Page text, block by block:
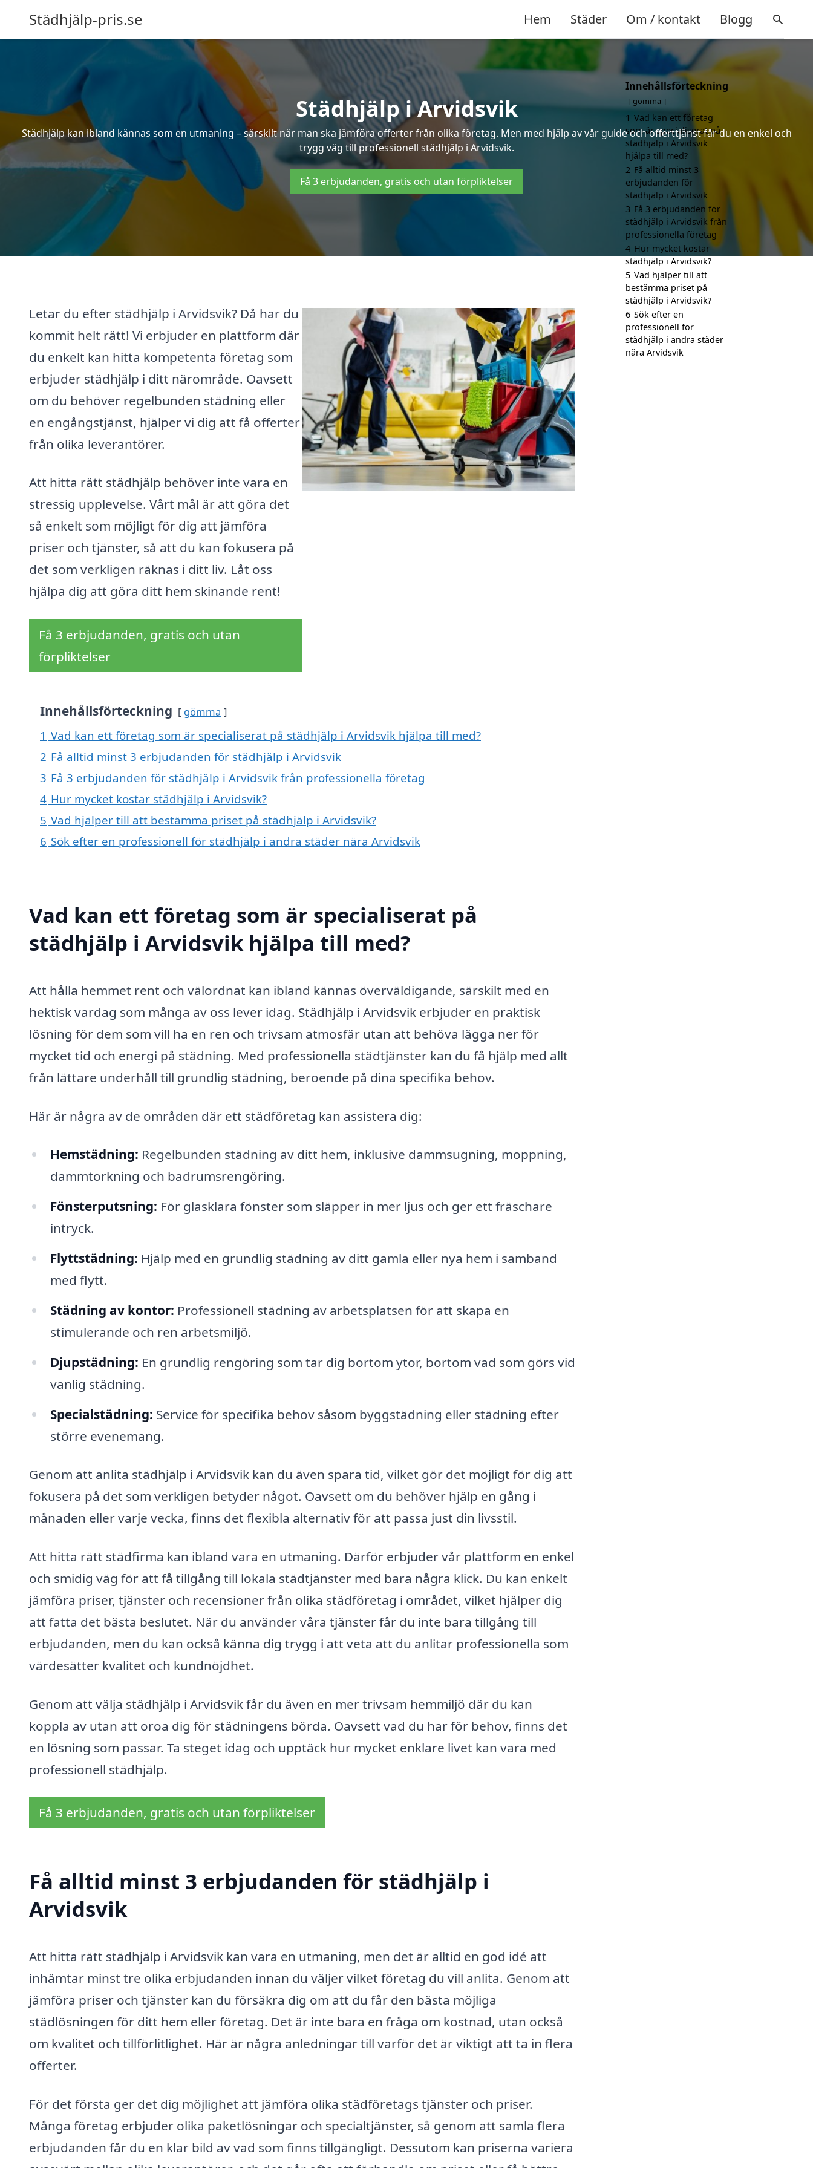
Städhjälp-pris.se Hem Städer Om / kontakt Blogg
Städhjälp i Arvidsvik
Städhjälp kan ibland kännas som en utmaning – särskilt när man ska jämföra offerter från olika företag. Men med hjälp av vår guide och offerttjänst får du en enkel och
trygg väg till professionell städhjälp i Arvidsvik.
Få 3 erbjudanden, gratis och utan förpliktelser
Letar du efter städhjälp i Arvidsvik? Då har du
kommit helt rätt! Vi erbjuder en plattform där
du enkelt kan hitta kompetenta företag som
erbjuder städhjälp i ditt närområde. Oavsett
om du behöver regelbunden städning eller
en engångstjänst, hjälper vi dig att få offerter
från olika leverantörer.
Att hitta rätt städhjälp behöver inte vara en
stressig upplevelse. Vårt mål är att göra det
så enkelt som möjligt för dig att jämföra
priser och tjänster, så att du kan fokusera på
det som verkligen räknas i ditt liv. Låt oss
hjälpa dig att göra ditt hem skinande rent!
Få 3 erbjudanden, gratis och utan
förpliktelser
Innehållsförteckning gömma
1 Vad kan ett företag som är specialiserat på städhjälp i Arvidsvik hjälpa till med?
2 Få alltid minst 3 erbjudanden för städhjälp i Arvidsvik
3 Få 3 erbjudanden för städhjälp i Arvidsvik från professionella företag
4 Hur mycket kostar städhjälp i Arvidsvik?
5 Vad hjälper till att bestämma priset på städhjälp i Arvidsvik?
6 Sök efter en professionell för städhjälp i andra städer nära Arvidsvik
Vad kan ett företag som är specialiserat på
städhjälp i Arvidsvik hjälpa till med?
Att hålla hemmet rent och välordnat kan ibland kännas överväldigande, särskilt med en
hektisk vardag som många av oss lever idag. Städhjälp i Arvidsvik erbjuder en praktisk
lösning för dem som vill ha en ren och trivsam atmosfär utan att behöva lägga ner för
mycket tid och energi på städning. Med professionella städtjänster kan du få hjälp med allt
från lättare underhåll till grundlig städning, beroende på dina specifika behov.
Här är några av de områden där ett städföretag kan assistera dig:
Hemstädning: Regelbunden städning av ditt hem, inklusive dammsugning, moppning,
dammtorkning och badrumsrengöring.
Fönsterputsning: För glasklara fönster som släpper in mer ljus och ger ett fräschare
intryck.
Flyttstädning: Hjälp med en grundlig städning av ditt gamla eller nya hem i samband
med flytt.
Städning av kontor: Professionell städning av arbetsplatsen för att skapa en
stimulerande och ren arbetsmiljö.
Djupstädning: En grundlig rengöring som tar dig bortom ytor, bortom vad som görs vid
vanlig städning.
Specialstädning: Service för specifika behov såsom byggstädning eller städning efter
större evenemang.
Genom att anlita städhjälp i Arvidsvik kan du även spara tid, vilket gör det möjligt för dig att
fokusera på det som verkligen betyder något. Oavsett om du behöver hjälp en gång i
månaden eller varje vecka, finns det flexibla alternativ för att passa just din livsstil.
Att hitta rätt städfirma kan ibland vara en utmaning. Därför erbjuder vår plattform en enkel
och smidig väg för att få tillgång till lokala städtjänster med bara några klick. Du kan enkelt
jämföra priser, tjänster och recensioner från olika städföretag i området, vilket hjälper dig
att fatta det bästa beslutet. När du använder våra tjänster får du inte bara tillgång till
erbjudanden, men du kan också känna dig trygg i att veta att du anlitar professionella som
värdesätter kvalitet och kundnöjdhet.
Genom att välja städhjälp i Arvidsvik får du även en mer trivsam hemmiljö där du kan
koppla av utan att oroa dig för städningens börda. Oavsett vad du har för behov, finns det
en lösning som passar. Ta steget idag och upptäck hur mycket enklare livet kan vara med
professionell städhjälp.
Få 3 erbjudanden, gratis och utan förpliktelser
Få alltid minst 3 erbjudanden för städhjälp i
Arvidsvik
Att hitta rätt städhjälp i Arvidsvik kan vara en utmaning, men det är alltid en god idé att
inhämtar minst tre olika erbjudanden innan du väljer vilket företag du vill anlita. Genom att
jämföra priser och tjänster kan du försäkra dig om att du får den bästa möjliga
städlösningen för ditt hem eller företag. Det är inte bara en fråga om kostnad, utan också
om kvalitet och tillförlitlighet. Här är några anledningar till varför det är viktigt att ta in flera
offerter.
För det första ger det dig möjlighet att jämföra olika städföretags tjänster och priser.
Många företag erbjuder olika paketlösningar och specialtjänster, så genom att samla flera
erbjudanden får du en klar bild av vad som finns tillgängligt. Dessutom kan priserna variera
Innehållsförteckning
gömma
1 Vad kan ett företag
som är specialiserat på
städhjälp i Arvidsvik
hjälpa till med?
2 Få alltid minst 3
erbjudanden för
städhjälp i Arvidsvik
3 Få 3 erbjudanden för
städhjälp i Arvidsvik från
professionella företag
4 Hur mycket kostar
städhjälp i Arvidsvik?
5 Vad hjälper till att
bestämma priset på
städhjälp i Arvidsvik?
6 Sök efter en
professionell för
städhjälp i andra städer
nära Arvidsvik